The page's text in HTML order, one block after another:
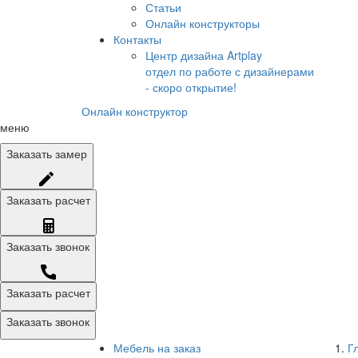
Статьи
Онлайн конструкторы
Контакты
Центр дизайна Artplay
отдел по работе с дизайнерами
- скоро открытие!
Онлайн конструктор
меню
Заказать замер
Заказать расчет
Заказать звонок
Заказать расчет
Заказать звонок
Мебель на заказ